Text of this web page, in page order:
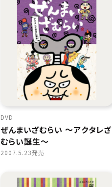
DVD
ぜんまいざむらい 〜アクタレざ
むらい誕生〜
2007.5.23発売